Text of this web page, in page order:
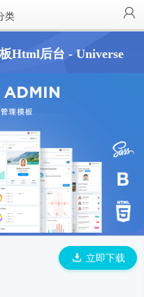
类
Html后台 - Universe
立即下载